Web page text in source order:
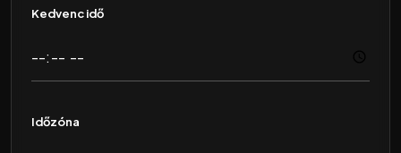
Kedvenc idő
Időzóna